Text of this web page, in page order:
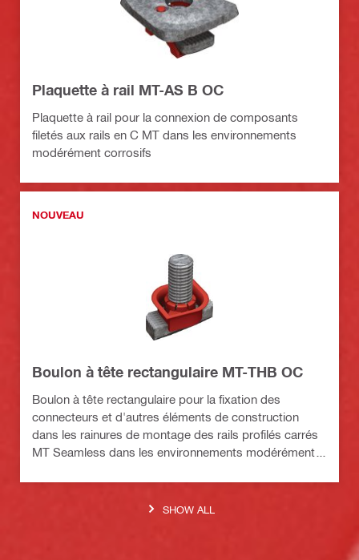
Plaquette à rail MT-AS B OC
Plaquette à rail pour la connexion de composants
filetés aux rails en C MT dans les environnements
modérément corrosifs
NOUVEAU
Boulon à tête rectangulaire MT-THB OC
Boulon à tête rectangulaire pour la fixation des
connecteurs et d'autres éléments de construction
dans les rainures de montage des rails profilés carrés
MT Seamless dans les environnements modérément
SHOW ALL